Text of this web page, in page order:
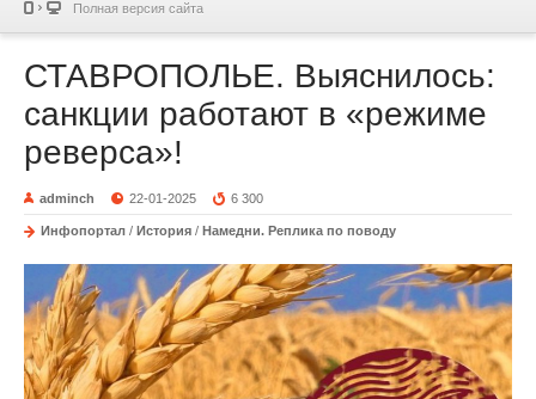
Полная версия сайта
СТАВРОПОЛЬЕ. Выяснилось:
санкции работают в «режиме
реверса»!
adminch 22-01-2025 6 300
Инфопортал / История / Намедни. Реплика по поводу